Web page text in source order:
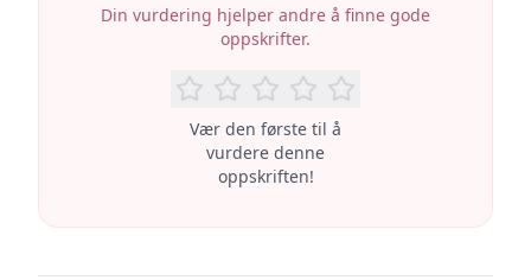
Din vurdering hjelper andre å finne gode
oppskrifter.
Vær den første til å
vurdere denne
oppskriften!